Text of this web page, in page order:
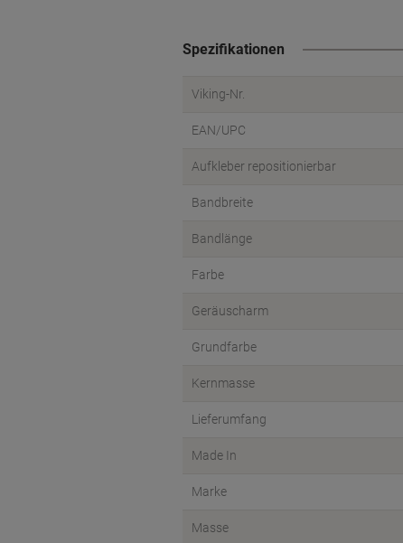
Spezifikationen
Viking-Nr.
EAN/UPC
Aufkleber repositionierbar
Bandbreite
Bandlänge
Farbe
Geräuscharm
Grundfarbe
Kernmasse
Lieferumfang
Made In
Marke
Masse